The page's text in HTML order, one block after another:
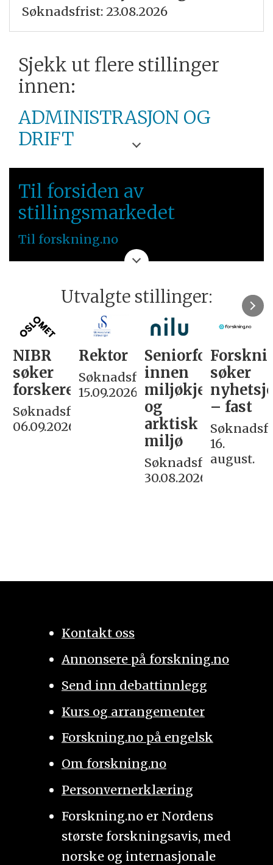
Søknadsfrist: 23.08.2026
Sjekk ut flere stillinger
innen:
ADMINISTRASJON OG
DRIFT
OSLOMET
ØSTLANDET
Til forsiden av
stillingsmarkedet
Til forskning.no
Utvalgte stillinger:
NIBR
søker
forskere
Søknadsfrist:
06.09.2026
Rektor
Søknadsfrist:
15.09.2026
Seniorforsker
innen
miljøkjemi
og
arktisk
miljø
Søknadsfrist:
30.08.2026
søker
– fast
16.
august.
Kontakt oss
Annonsere på forskning.no
Send inn debattinnlegg
Kurs og arrangementer
Forskning.no på engelsk
Om forskning.no
Personvernerklæring
Forskning.no er Nordens
største forskningsavis, med
norske og internasjonale